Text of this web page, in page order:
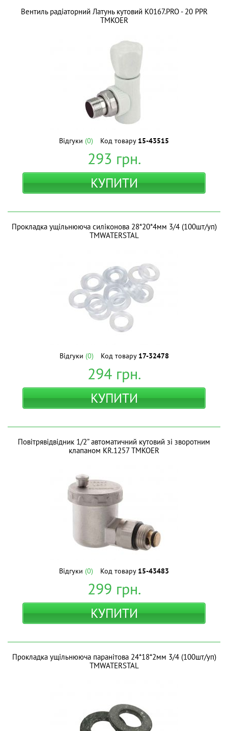
Вентиль радіаторний Латунь кутовий K0167.PRO - 20 PPR
ТМKOER
Відгуки (0) Код товару 15-43515
293 грн.
КУПИТИ
Прокладка ущільнююча силіконова 28*20*4мм 3/4 (100шт/уп)
ТМWATERSTAL
Відгуки (0) Код товару 17-32478
294грн.
КУПИТИ
Повітрявідвідник 1/2” автоматичний кутовий зі зворотним
клапаном KR.1257 ТМKOER
Відгуки (0) Код товару 15-43483
299 грн.
КУПИТИ
Прокладка ущільнююча паранітова 24*18*2мм 3/4 (100шт/уп)
ТМWATERSTAL